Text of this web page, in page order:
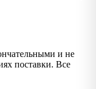
и не
поставки. Все